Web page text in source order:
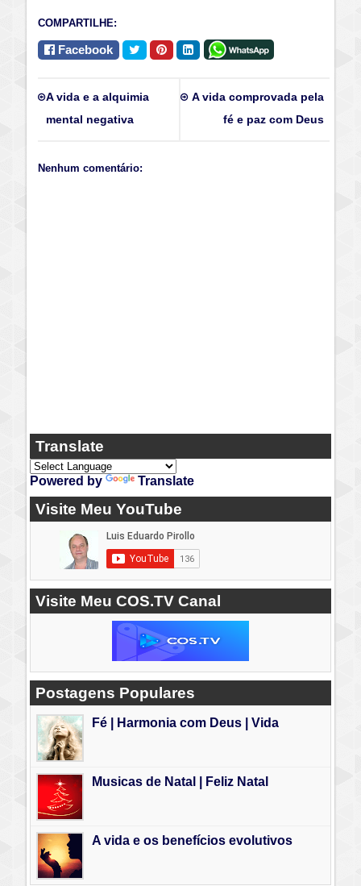
COMPARTILHE:
Facebook
A vida comprovada pela
fé e paz com Deus
A vida e a alquimia
mental negativa
Nenhum comentário:
Translate
Powered by Translate
Visite Meu YouTube
Visite Meu COS.TV Canal
Postagens Populares
Fé | Harmonia com Deus | Vida
Musicas de Natal | Feliz Natal
A vida e os benefícios evolutivos